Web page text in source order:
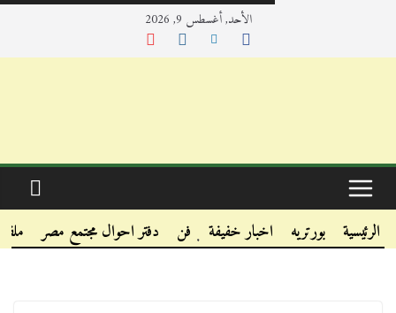
الأحد, أغسطس 9, 2026
.
.
الرئيسية بورتريه اخبار خفيفة فن دفتر احوال مجتمع مصر